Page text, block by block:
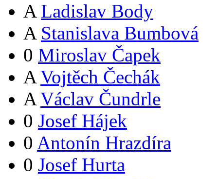
A Ladislav Body
A Stanislava Bumbová
0 Miroslav Čapek
A Vojtěch Čechák
A Václav Čundrle
0 Josef Hájek
0 Antonín Hrazdíra
0 Josef Hurta